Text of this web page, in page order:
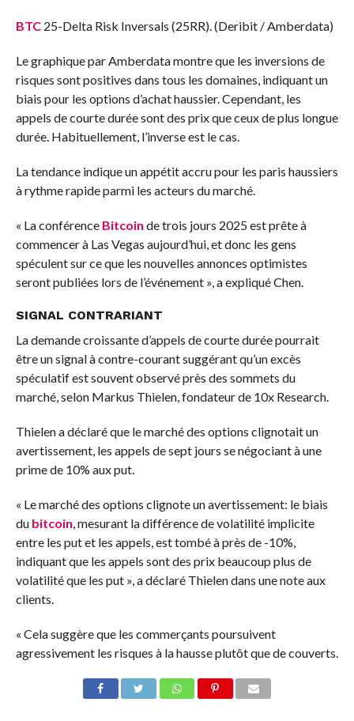
BTC25-Delta Risk Inversals (25RR). (Deribit / Amberdata)
Le graphique par Amberdata montre que les inversions de
risques sont positives dans tous les domaines, indiquant un
biais pour les options d’achat haussier. Cependant, les
appels de courte durée sont des prix que ceux de plus longue
durée. Habituellement, l’inverse est le cas.
La tendance indique un appétit accru pour les paris haussiers
à rythme rapide parmi les acteurs du marché.
« La conférence Bitcoin de trois jours 2025 est prête à
commencer à Las Vegas aujourd’hui, et donc les gens
spéculent sur ce que les nouvelles annonces optimistes
seront publiées lors de l’événement », a expliqué Chen.
SIGNAL CONTRARIANT
La demande croissante d’appels de courte durée pourrait
être un signal à contre-courant suggérant qu’un excès
spéculatif est souvent observé près des sommets du
marché, selon Markus Thielen, fondateur de 10x Research.
Thielen a déclaré que le marché des options clignotait un
avertissement, les appels de sept jours se négociant à une
prime de 10% aux put.
« Le marché des options clignote un avertissement: le biais
du bitcoin , mesurant la différence de volatilité implicite
entre les put et les appels, est tombé à près de -10%,
indiquant que les appels sont des prix beaucoup plus de
volatilité que les put », a déclaré Thielen dans une note aux
clients.
« Cela suggère que les commerçants poursuivent
agressivement les risques à la hausse plutôt que de couverts.